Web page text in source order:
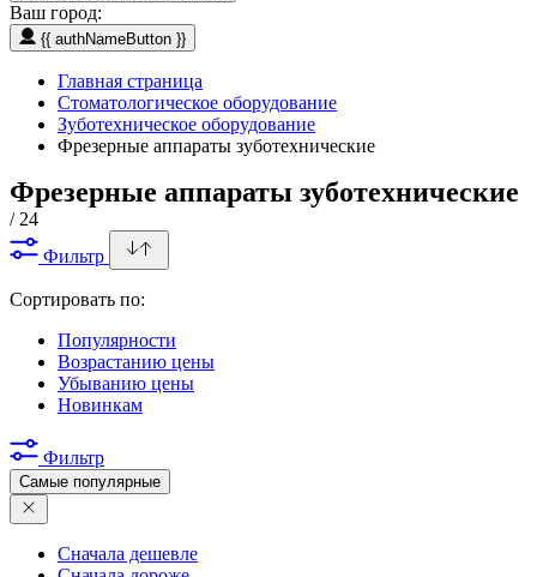
Ваш город:
{{ authNameButton }}
Главная страница
Стоматологическое оборудование
Зуботехническое оборудование
Фрезерные аппараты зуботехнические
Фрезерные аппараты зуботехнические
/ 24
Фильтр
Сортировать по:
Популярности
Возрастанию цены
Убыванию цены
Новинкам
Фильтр
Самые популярные
Сначала дешевле